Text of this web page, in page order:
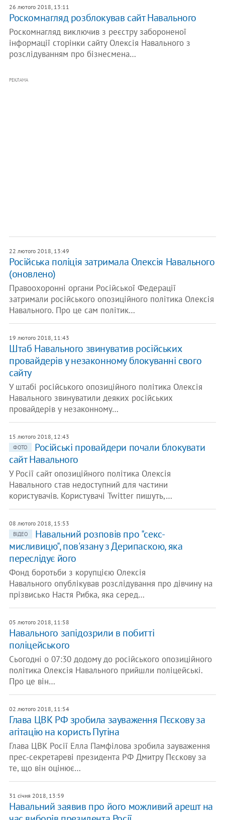
26 лютого 2018, 13:11
Роскомнагляд розблокував сайт Навального
Роскомнагляд виключив з реєстру забороненої
інформації сторінки сайту Олексія Навального з
розслідуванням про бізнесмена…
РЕКЛАМА
22 лютого 2018, 13:49
Російська поліція затримала Олексія Навального
(оновлено)
Правоохоронні органи Російської Федерації
затримали російського опозиційного політика Олексія
Навального. Про це сам політик…
19 лютого 2018, 11:43
Штаб Навального звинуватив російських
провайдерів у незаконному блокуванні свого
сайту
У штабі російського опозиційного політика Олексія
Навального звинуватили деяких російських
провайдерів у незаконному…
15 лютого 2018, 12:43
ФОТО
Російські провайдери почали блокувати
сайт Навального
У Росії сайт опозиційного політика Олексія
Навального став недоступний для частини
користувачів. Користувачі Twitter пишуть,…
08 лютого 2018, 15:53
ВІДЕО
Навальний розповів про "секс-
мисливицю", пов'язану з Дерипаскою, яка
переслідує його
Фонд боротьби з корупцією Олексія
Навального опублікував розслідування про дівчину на
прізвисько Настя Рибка, яка серед…
05 лютого 2018, 11:58
Навального запідозрили в побитті
поліцейського
Сьогодні о 07:30 додому до російського опозиційного
політика Олексія Навального прийшли поліцейські.
Про це він…
02 лютого 2018, 11:54
Глава ЦВК РФ зробила зауваження Пєскову за
агітацію на користь Путіна
Глава ЦВК Росії Елла Памфілова зробила зауваження
прес-секретареві президента РФ Дмитру Пєскову за
те, що він оцінює…
31 січня 2018, 13:59
Навальний заявив про його можливий арешт на